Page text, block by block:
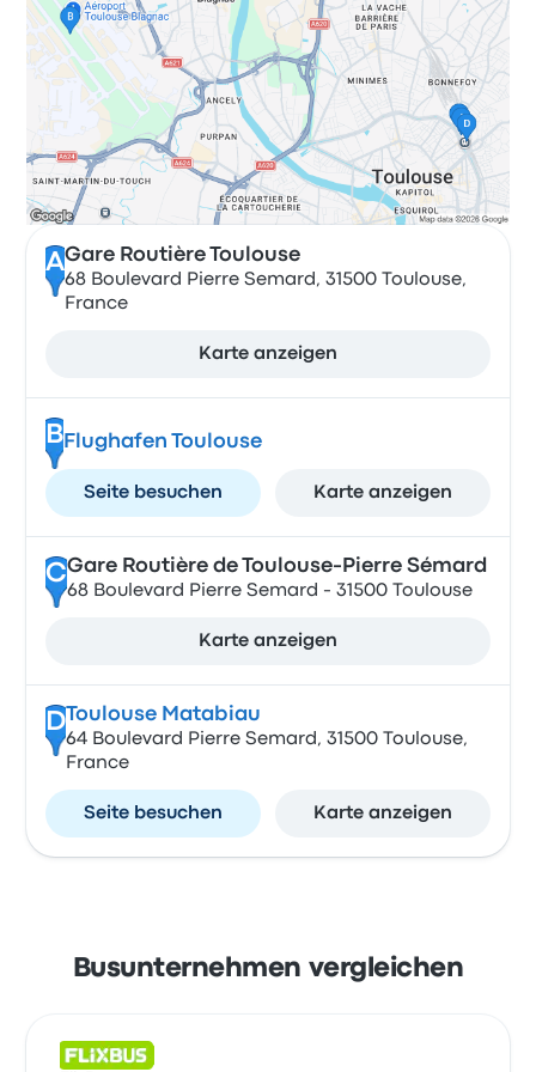
AGare Routière Toulouse
68 Boulevard Pierre Semard, 31500 Toulouse,
France
Karte anzeigen
BFlughafen Toulouse
Seite besuchen Karte anzeigen
CGare Routière de Toulouse-Pierre Sémard
68 Boulevard Pierre Semard - 31500 Toulouse
Karte anzeigen
DToulouse Matabiau
64 Boulevard Pierre Semard, 31500 Toulouse,
France
Seite besuchen Karte anzeigen
Busunternehmen vergleichen